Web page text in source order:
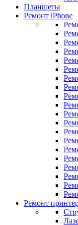
Планшеты
Ремонт iPhone
Ремонт